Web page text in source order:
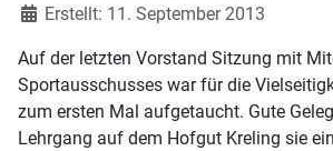
Erstellt: 11. September 2013
Auf der letzten Vorstand Sitzung mit
Sportausschusses war für die
zum ersten Mal aufgetaucht. Gute
Lehrgang auf dem Hofgut Kreling sie